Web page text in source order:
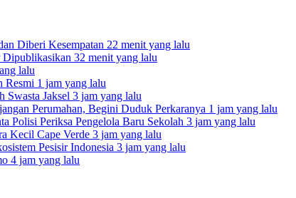
Diberi Kesempatan 22 menit yang lalu
Dipublikasikan 32 menit yang lalu
lalu
Resmi 1 jam yang lalu
Swasta Jaksel 3 jam yang lalu
Perumahan, Begini Duduk Perkaranya 1 jam yang lalu
Polisi Periksa Pengelola Baru Sekolah 3 jam yang lalu
Kecil Cape Verde 3 jam yang lalu
Pesisir Indonesia 3 jam yang lalu
4 jam yang lalu